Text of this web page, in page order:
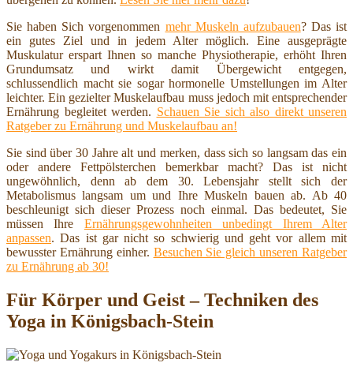
Sie haben Sich vorgenommen mehr Muskeln aufzubauen? Das ist
ein gutes Ziel und in jedem Alter möglich. Eine ausgeprägte
Muskulatur erspart Ihnen so manche Physiotherapie, erhöht Ihren
Grundumsatz und wirkt damit Übergewicht entgegen,
schlussendlich macht sie sogar hormonelle Umstellungen im Alter
leichter. Ein gezielter Muskelaufbau muss jedoch mit entsprechender
Ernährung begleitet werden. Schauen Sie sich also direkt unseren
Ratgeber zu Ernährung und Muskelaufbau an!
Sie sind über 30 Jahre alt und merken, dass sich so langsam das ein
oder andere Fettpölsterchen bemerkbar macht? Das ist nicht
ungewöhnlich, denn ab dem 30. Lebensjahr stellt sich der
Metabolismus langsam um und Ihre Muskeln bauen ab. Ab 40
beschleunigt sich dieser Prozess noch einmal. Das bedeutet, Sie
müssen Ihre Ernährungsgewohnheiten unbedingt Ihrem Alter
anpassen. Das ist gar nicht so schwierig und geht vor allem mit
bewusster Ernährung einher. Besuchen Sie gleich unseren Ratgeber
zu Ernährung ab 30!
Für Körper und Geist – Techniken des
Yoga in Königsbach-Stein